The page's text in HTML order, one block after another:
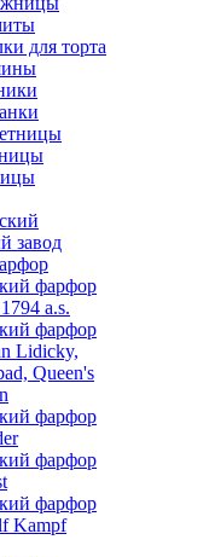
для торта
завод
фарфор
a.s.
фарфор
Lidicky,
Queen's
фарфор
фарфор
фарфор
Kampf